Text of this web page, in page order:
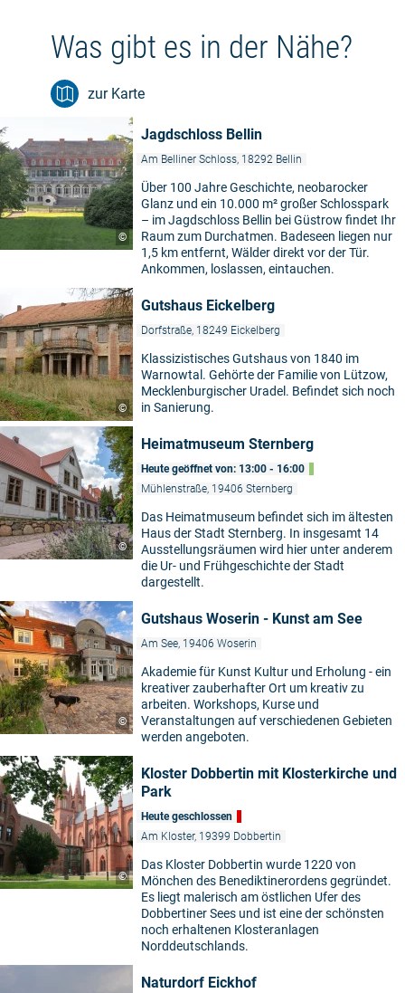
Was gibt es in der Nähe?
zur Karte
©
Jagdschloss Bellin
Am Belliner Schloss, 18292 Bellin
Über 100 Jahre Geschichte, neobarocker
Glanz und ein 10.000 m² großer Schlosspark
– im Jagdschloss Bellin bei Güstrow findet Ihr
Raum zum Durchatmen. Badeseen liegen nur
1,5 km entfernt, Wälder direkt vor der Tür.
Ankommen, loslassen, eintauchen.
©
Gutshaus Eickelberg
Dorfstraße, 18249 Eickelberg
Klassizistisches Gutshaus von 1840 im
Warnowtal. Gehörte der Familie von Lützow,
Mecklenburgischer Uradel. Befindet sich noch
in Sanierung.
©
Heimatmuseum Sternberg
Heute geöffnet von: 13:00 - 16:00
Mühlenstraße, 19406 Sternberg
Das Heimatmuseum befindet sich im ältesten
Haus der Stadt Sternberg. In insgesamt 14
Ausstellungsräumen wird hier unter anderem
die Ur- und Frühgeschichte der Stadt
dargestellt.
©
Gutshaus Woserin - Kunst am See
Am See, 19406 Woserin
Akademie für Kunst Kultur und Erholung - ein
kreativer zauberhafter Ort um kreativ zu
arbeiten. Workshops, Kurse und
Veranstaltungen auf verschiedenen Gebieten
werden angeboten.
©
Kloster Dobbertin mit Klosterkirche und
Park
Heute geschlossen
Am Kloster, 19399 Dobbertin
Das Kloster Dobbertin wurde 1220 von
Mönchen des Benediktinerordens gegründet.
Es liegt malerisch am östlichen Ufer des
Dobbertiner Sees und ist eine der schönsten
noch erhaltenen Klosteranlagen
Norddeutschlands.
Naturdorf Eickhof